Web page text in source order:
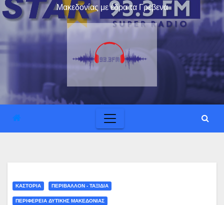
Μακεδονίας με έδρα τα Γρεβενα
ΚΑΣΤΟΡΙΑ ΠΕΡΙΒΑΛΛΟΝ - ΤΑΞΙΔΙΑ
ΠΕΡΙΦΕΡΕΙΑ ΔΥΤΙΚΗΣ ΜΑΚΕΔΟΝΙΑΣ